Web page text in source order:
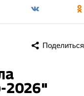
Поделиться
2026"